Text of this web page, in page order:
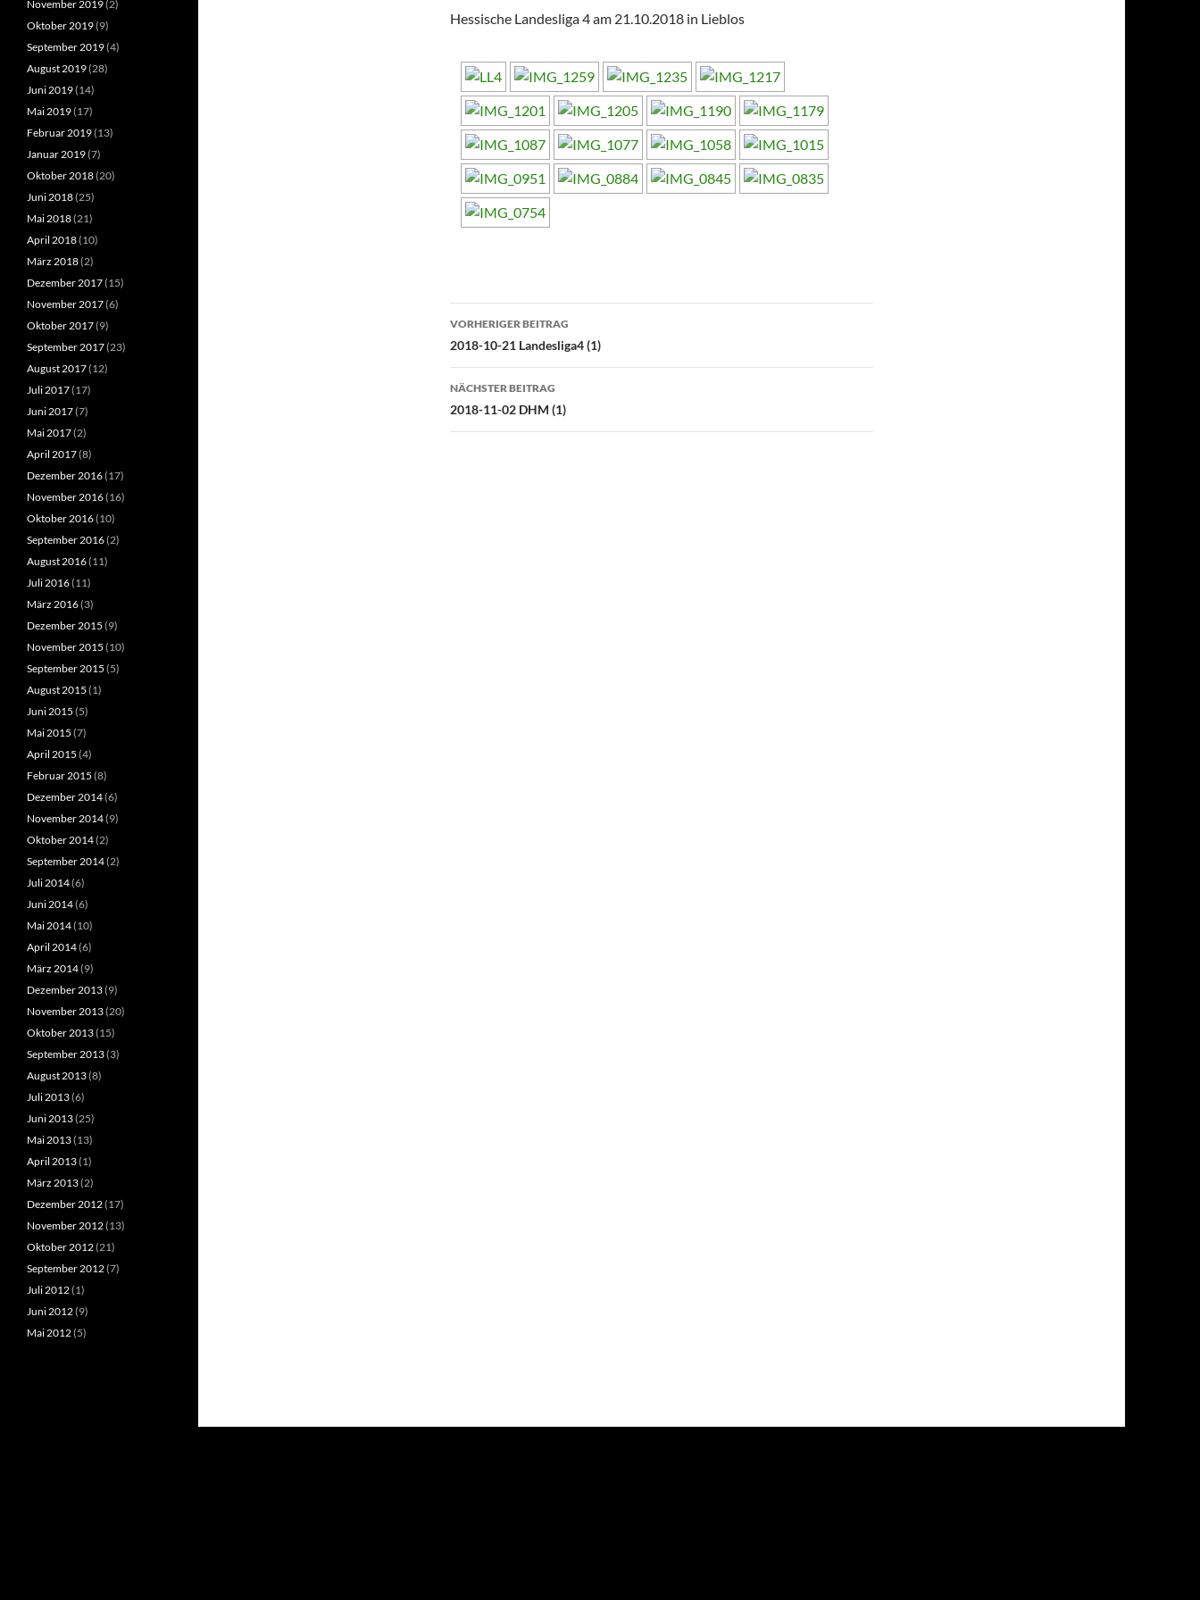
Hessische Landesliga 4 am 21.10.2018 in Lieblos
Beitragsnavigation
VORHERIGER BEITRAG
2018-10-21 Landesliga4 (1)
NÄCHSTER BEITRAG
2018-11-02 DHM (1)
November 2019(2)
Oktober 2019(9)
September 2019(4)
August 2019(28)
Juni 2019(14)
Mai 2019(17)
Februar 2019(13)
Januar 2019(7)
Oktober 2018(20)
Juni 2018(25)
Mai 2018(21)
April 2018(10)
März 2018(2)
Dezember 2017(15)
November 2017(6)
Oktober 2017(9)
September 2017(23)
August 2017(12)
Juli 2017(17)
Juni 2017(7)
Mai 2017(2)
April 2017(8)
Dezember 2016(17)
November 2016(16)
Oktober 2016(10)
September 2016(2)
August 2016(11)
Juli 2016(11)
März 2016(3)
Dezember 2015 (9)
November 2015 (10)
September 2015 (5)
August 2015 (1)
Juni 2015 (5)
Mai 2015 (7)
April 2015 (4)
Februar 2015 (8)
Dezember 2014(6)
November 2014(9)
Oktober 2014(2)
September 2014(2)
Juli 2014(6)
Juni 2014(6)
Mai 2014(10)
April 2014(6)
März 2014(9)
Dezember 2013(9)
November 2013(20)
Oktober 2013(15)
September 2013(3)
August 2013(8)
Juli 2013(6)
Juni 2013(25)
Mai 2013(13)
April 2013(1)
März 2013(2)
Dezember 2012(17)
November 2012(13)
Oktober 2012(21)
September 2012(7)
Juli 2012(1)
Juni 2012(9)
Mai 2012(5)